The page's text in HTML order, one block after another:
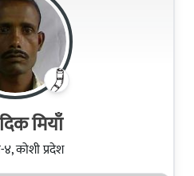
मियाँ
कोशी प्रदेश